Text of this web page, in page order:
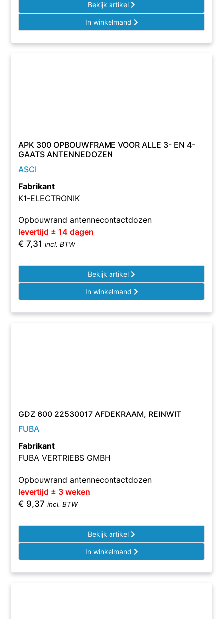
Bekijk artikel
In winkelmand
APK 300 OPBOUWFRAME VOOR ALLE 3- EN 4-
GAATS ANTENNEDOZEN
ASCI
Fabrikant
K1-ELECTRONIK
Opbouwrand antennecontactdozen
levertijd ± 14 dagen
€ 7,31 incl. BTW
Bekijk artikel
In winkelmand
GDZ 600 22530017 AFDEKRAAM, REINWIT
FUBA
Fabrikant
FUBA VERTRIEBS GMBH
Opbouwrand antennecontactdozen
levertijd ± 3 weken
€ 9,37 incl. BTW
Bekijk artikel
In winkelmand